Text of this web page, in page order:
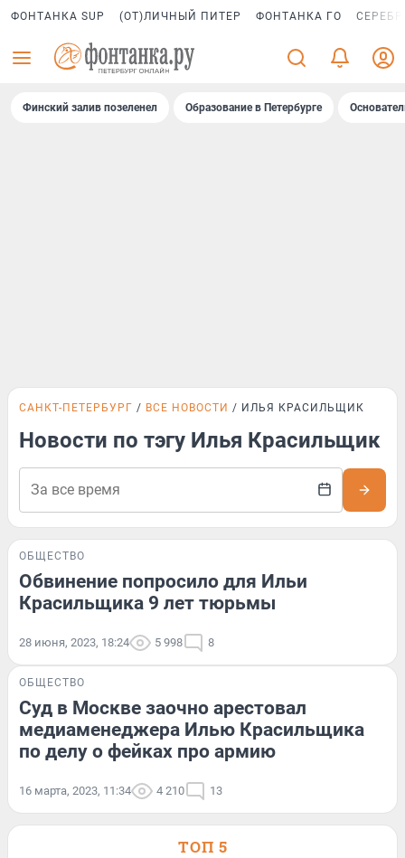
ФОНТАНКА SUP (ОТ)ЛИЧНЫЙ ПИТЕР ФОНТАНКА ГО
Финский залив позеленел Образование в Петербурге
САНКТ-ПЕТЕРБУРГ ВСЕ НОВОСТИ ИЛЬЯ КРАСИЛЬЩИК
Новости по тэгу Илья Красильщик
ОБЩЕСТВО
Обвинение попросило для Ильи
Красильщика 9 лет тюрьмы
28 июня, 2023, 18:24 5 998 8
ОБЩЕСТВО
Суд в Москве заочно арестовал
медиаменеджера Илью Красильщика
по делу о фейках про армию
16 марта, 2023, 11:34 4 210 13
ТОП 5